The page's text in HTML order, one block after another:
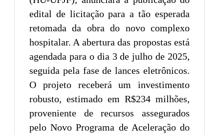
edital de licitação para a tão esperada
retomada da obra do novo complexo
hospitalar. A abertura das propostas está
agendada para o dia 3 de julho de 2025,
seguida pela fase de lances eletrônicos.
O projeto receberá um investimento
robusto, estimado em R$234 milhões,
proveniente de recursos assegurados
pelo Novo Programa de Aceleração do